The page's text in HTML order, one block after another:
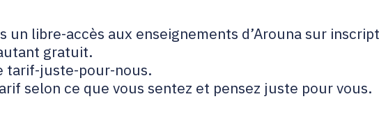
un libre-accès aux enseignements d’Arouna sur
gratuit.
tarif-juste-pour-nous.
selon ce que vous sentez et pensez juste pour vous.